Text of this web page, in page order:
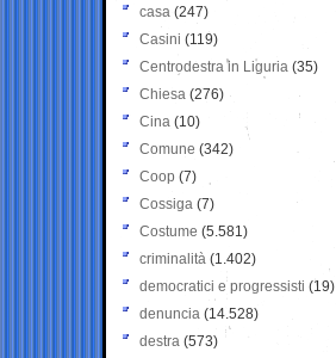
casa (247)
Casini (119)
Centrodestra in Liguria (35)
Chiesa (276)
Cina (10)
Comune (342)
Coop (7)
Cossiga (7)
Costume (5.581)
criminalità (1.402)
democratici e progressisti (19)
denuncia (14.528)
destra (573)